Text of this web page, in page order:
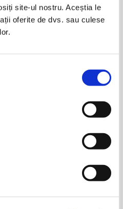
site-ul nostru. Aceștia le
oferite de dvs. sau culese
naturii
-20%